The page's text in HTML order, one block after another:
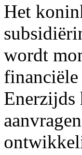
Het
wordt
Enerzijds